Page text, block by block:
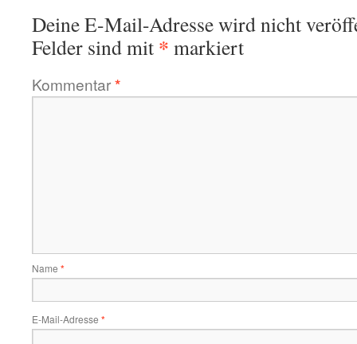
Deine E-Mail-Adresse wird nicht
Felder sind mit * markiert
Kommentar*
Name *
E-Mail-Adresse *